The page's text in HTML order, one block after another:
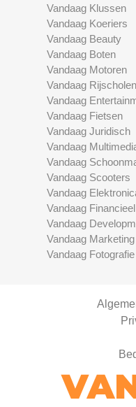
Vandaag Klussen
Vandaag Koeriers
Vandaag Beauty
Vandaag Boten
Vandaag Motoren
Vandaag Rijscholen
Vandaag
Vandaag Fietsen
Vandaag Juridisch
Vandaag
Vandaag
Vandaag Scooters
Vandaag
Vandaag Financieel
Vandaag
Vandaag Marketing
Vandaag Fotografie